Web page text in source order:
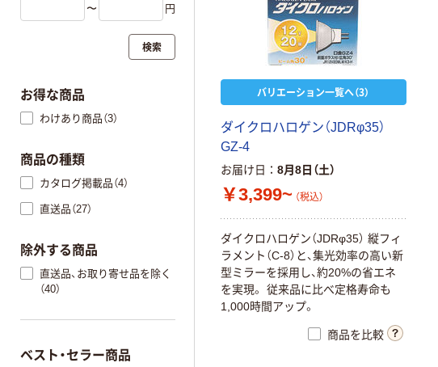
バリエーション一覧へ（3）
ダイクロハロゲン（JDRφ35）
GZ-4
お届け日 8月8日（土）
￥3,399~ （税込）
ダイクロハロゲン（JDRφ35） 縦フィ
ラメント（C-8）と、集光効率の高い新
型ミラーを採用し、約20%の省エネ
を実現。 従来品に比べ定格寿命も
1,000時間アップ。
商品を比較
〜 円
検索
お得な商品
わけあり商品（3）
商品の種類
カタログ掲載品（4）
直送品（27）
除外する商品
直送品、お取り寄せ品を除く
（40）
ベスト・セラー商品